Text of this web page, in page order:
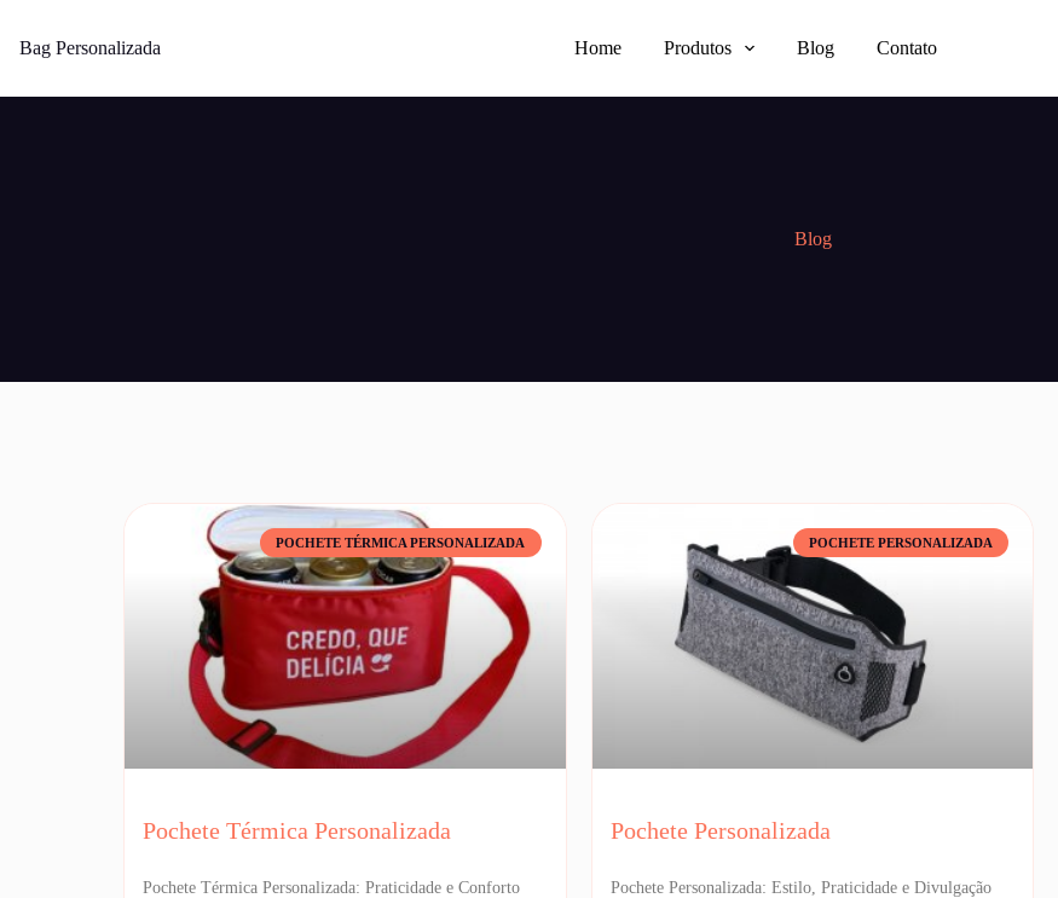
Bag Personalizada Home Produtos Blog Contato
Blog
POCHETE TÉRMICA PERSONALIZADA
Pochete Térmica Personalizada
Pochete Térmica Personalizada: Praticidade e Conforto
POCHETE PERSONALIZADA
Pochete Personalizada
Pochete Personalizada: Estilo, Praticidade e Divulgação